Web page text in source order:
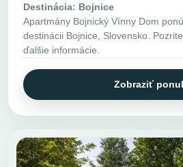
Destinácia: Bojnice
Apartmány Bojnický Vínny Dom
destinácii Bojnice, Slovensko.
ďalšie informácie.
Zobraziť